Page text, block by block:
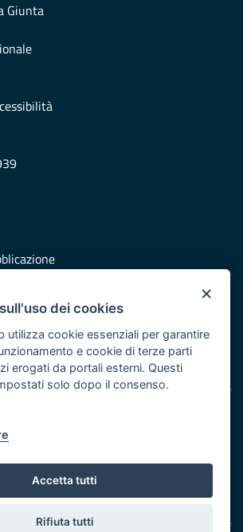
Giunta
Civile Puglia
con risorse del POR Puglia 2014/2020 -
×
dei cookies
utilizza cookie essenziali per garantire
e cookie di terze parti
erogati da portali esterni. Questi
solo dopo il consenso.
Accetta tutti
Rifiuta tutti